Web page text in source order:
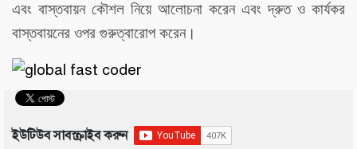
এবং বাস্তবায়ন কৌশল নিয়ে আলোচনা করেন এবং দ্রুত ও কার্যকর
বাস্তবায়নের ওপর গুরুত্বারোপ করেন।
ইউটিউব সাবস্ক্রাইব করুন